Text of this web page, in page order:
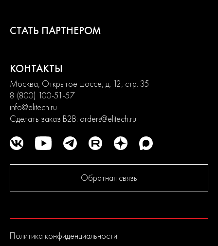
СТАТЬ ПАРТНЕРОМ
КОНТАКТЫ
Москва, Открытое шоссе, д. 12, стр. 35
8 (800) 100-51-57
info@elitech.ru
Сделать заказ B2B: orders@elitech.ru
Обратная связь
Политика конфиденциальности